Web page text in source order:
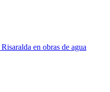
en obras de agua